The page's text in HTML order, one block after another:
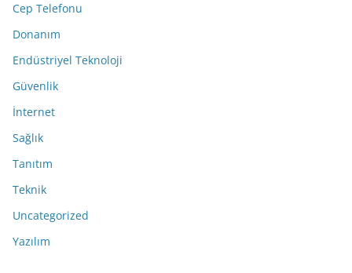
Cep Telefonu
Donanım
Endüstriyel Teknoloji
Güvenlik
İnternet
Sağlık
Tanıtım
Teknik
Uncategorized
Yazılım